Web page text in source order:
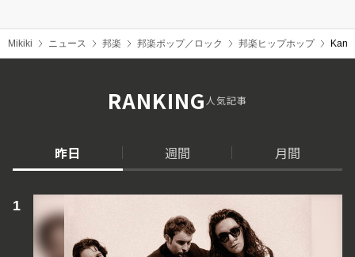
Mikiki ニュース 邦楽 邦楽ポップ／ロック 邦楽ヒップホップ Kan
RANKING人気記事
昨日 週間 月間